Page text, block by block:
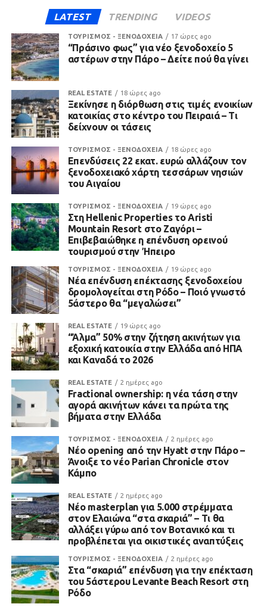
LATEST TRENDING VIDEOS
ΤΟΥΡΙΣΜΟΣ - ΞΕΝΟΔΟΧΕΙΑ 17 ώρες ago
“Πράσινο φως” για νέο ξενοδοχείο 5
αστέρων στην Πάρο – Δείτε πού θα γίνει
REAL ESTATE 18 ώρες ago
Ξεκίνησε η διόρθωση στις τιμές ενοικίων
κατοικίας στο κέντρο του Πειραιά – Τι
δείχνουν οι τάσεις
ΤΟΥΡΙΣΜΟΣ - ΞΕΝΟΔΟΧΕΙΑ 18 ώρες ago
Επενδύσεις 22 εκατ. ευρώ αλλάζουν τον
ξενοδοχειακό χάρτη τεσσάρων νησιών
του Αιγαίου
ΤΟΥΡΙΣΜΟΣ - ΞΕΝΟΔΟΧΕΙΑ 19 ώρες ago
Στη Hellenic Properties το Aristi
Mountain Resort στο Ζαγόρι –
Επιβεβαιώθηκε η επένδυση ορεινού
τουρισμού στην Ήπειρο
ΤΟΥΡΙΣΜΟΣ - ΞΕΝΟΔΟΧΕΙΑ 19 ώρες ago
Νέα επένδυση επέκτασης ξενοδοχείου
δρομολογείται στη Ρόδο – Ποιό γνωστό
5άστερο θα “μεγαλώσει”
REAL ESTATE 19 ώρες ago
“Άλμα” 50% στην ζήτηση ακινήτων για
εξοχική κατοικία στην Ελλάδα από ΗΠΑ
και Καναδά το 2026
REAL ESTATE 2 ημέρες ago
Fractional ownership: η νέα τάση στην
αγορά ακινήτων κάνει τα πρώτα της
βήματα στην Ελλάδα
ΤΟΥΡΙΣΜΟΣ - ΞΕΝΟΔΟΧΕΙΑ 2 ημέρες ago
Νέο opening από την Hyatt στην Πάρο –
Άνοιξε το νέο Parian Chronicle στον
Κάμπο
REAL ESTATE 2 ημέρες ago
Νέο masterplan για 5.000 στρέμματα
στον Ελαιώνα “στα σκαριά” – Τι θα
αλλάξει γύρω από τον Βοτανικό και τι
προβλέπεται για οικιστικές αναπτύξεις
ΤΟΥΡΙΣΜΟΣ - ΞΕΝΟΔΟΧΕΙΑ 2 ημέρες ago
Στα “σκαριά” επένδυση για την επέκταση
του 5άστερου Levante Beach Resort στη
Ρόδο